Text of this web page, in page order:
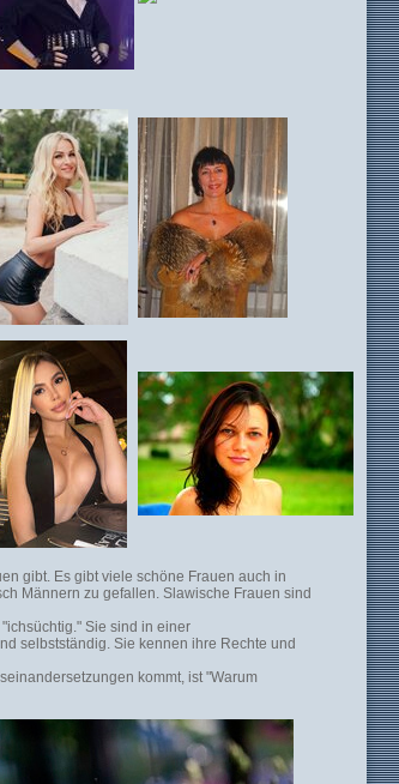
gibt. Es gibt viele schöne Frauen auch in
Männern zu gefallen. Slawische Frauen sind
Sie sind in einer
selbstständig. Sie kennen ihre Rechte und
kommt, ist "Warum